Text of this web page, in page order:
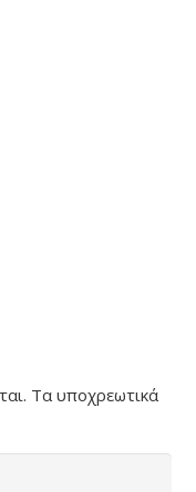
Τα υποχρεωτικά